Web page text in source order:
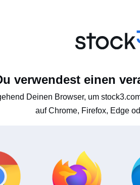
verwendest einen
Deinen Browser, um
auf Chrome, Firefox, Edge